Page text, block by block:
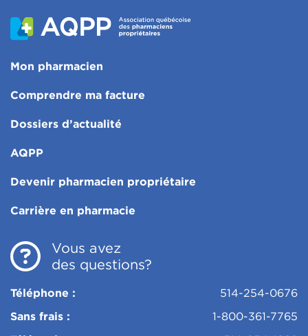
Vous avez
des questions?
Téléphone :
514-254-0676
Sans frais :
1-800-361-7765
Mon pharmacien
Comprendre ma facture
Dossiers d’actualité
AQPP
Devenir pharmacien propriétaire
Carrière en pharmacie